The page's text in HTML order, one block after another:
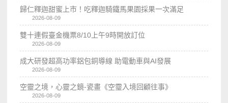
歸仁釋迦甜蜜上市！吃釋迦騎鐵馬果園採果一次滿足
2026-08-09
雙十連假臺金機票8/10上午9時開放訂位
2026-08-09
成大研發超高功率鋁包銅導線 助電動車與AI發展
2026-08-09
空靈之境，心靈之鏡-瓷畫《空𩆜入境回顧往事》
2026-08-09